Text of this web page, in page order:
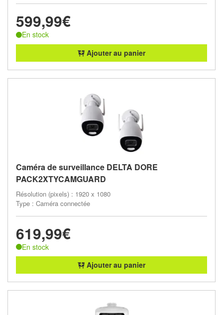
599,99€
En stock
Ajouter au panier
Caméra de surveillance DELTA DORE
PACK2XTYCAMGUARD
Résolution (pixels) : 1920 x 1080
Type : Caméra connectée
619,99€
En stock
Ajouter au panier